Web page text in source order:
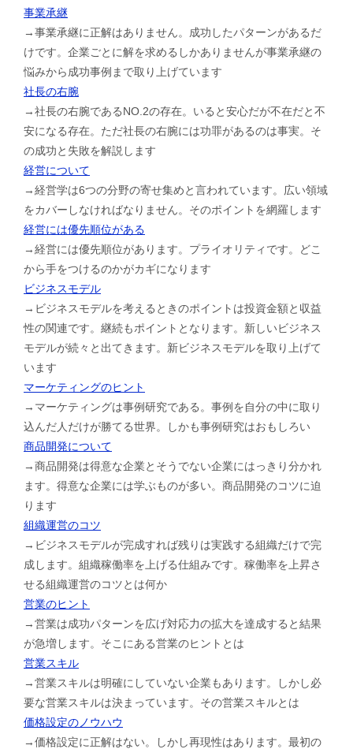
事業承継
→事業承継に正解はありません。成功したパターンがあるだ
けです。企業ごとに解を求めるしかありませんが事業承継の
悩みから成功事例まで取り上げています
社長の右腕
→社長の右腕であるNO.2の存在。いると安心だが不在だと不
安になる存在。ただ社長の右腕には功罪があるのは事実。そ
の成功と失敗を解説します
経営について
→経営学は6つの分野の寄せ集めと言われています。広い領域
をカバーしなければなりません。そのポイントを網羅します
経営には優先順位がある
→経営には優先順位があります。プライオリティです。どこ
から手をつけるのかがカギになります
ビジネスモデル
→ビジネスモデルを考えるときのポイントは投資金額と収益
性の関連です。継続もポイントとなります。新しいビジネス
モデルが続々と出てきます。新ビジネスモデルを取り上げて
います
マーケティングのヒント
→マーケティングは事例研究である。事例を自分の中に取り
込んだ人だけが勝てる世界。しかも事例研究はおもしろい
商品開発について
→商品開発は得意な企業とそうでない企業にはっきり分かれ
ます。得意な企業には学ぶものが多い。商品開発のコツに迫
ります
組織運営のコツ
→ビジネスモデルが完成すれば残りは実践する組織だけで完
成します。組織稼働率を上げる仕組みです。稼働率を上昇さ
せる組織運営のコツとは何か
営業のヒント
→営業は成功パターンを広げ対応力の拡大を達成すると結果
が急増します。そこにある営業のヒントとは
営業スキル
→営業スキルは明確にしていない企業もあります。しかし必
要な営業スキルは決まっています。その営業スキルとは
価格設定のノウハウ
→価格設定に正解はない。しかし再現性はあります。最初の